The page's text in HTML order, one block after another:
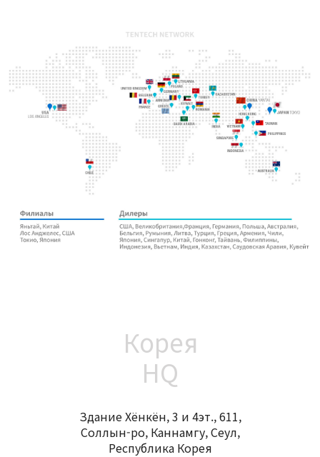
Корея
HQ
Здание Хёнкён, 3 и 4эт., 611,
Соллын-ро, Каннамгу, Сеул,
Республика Корея